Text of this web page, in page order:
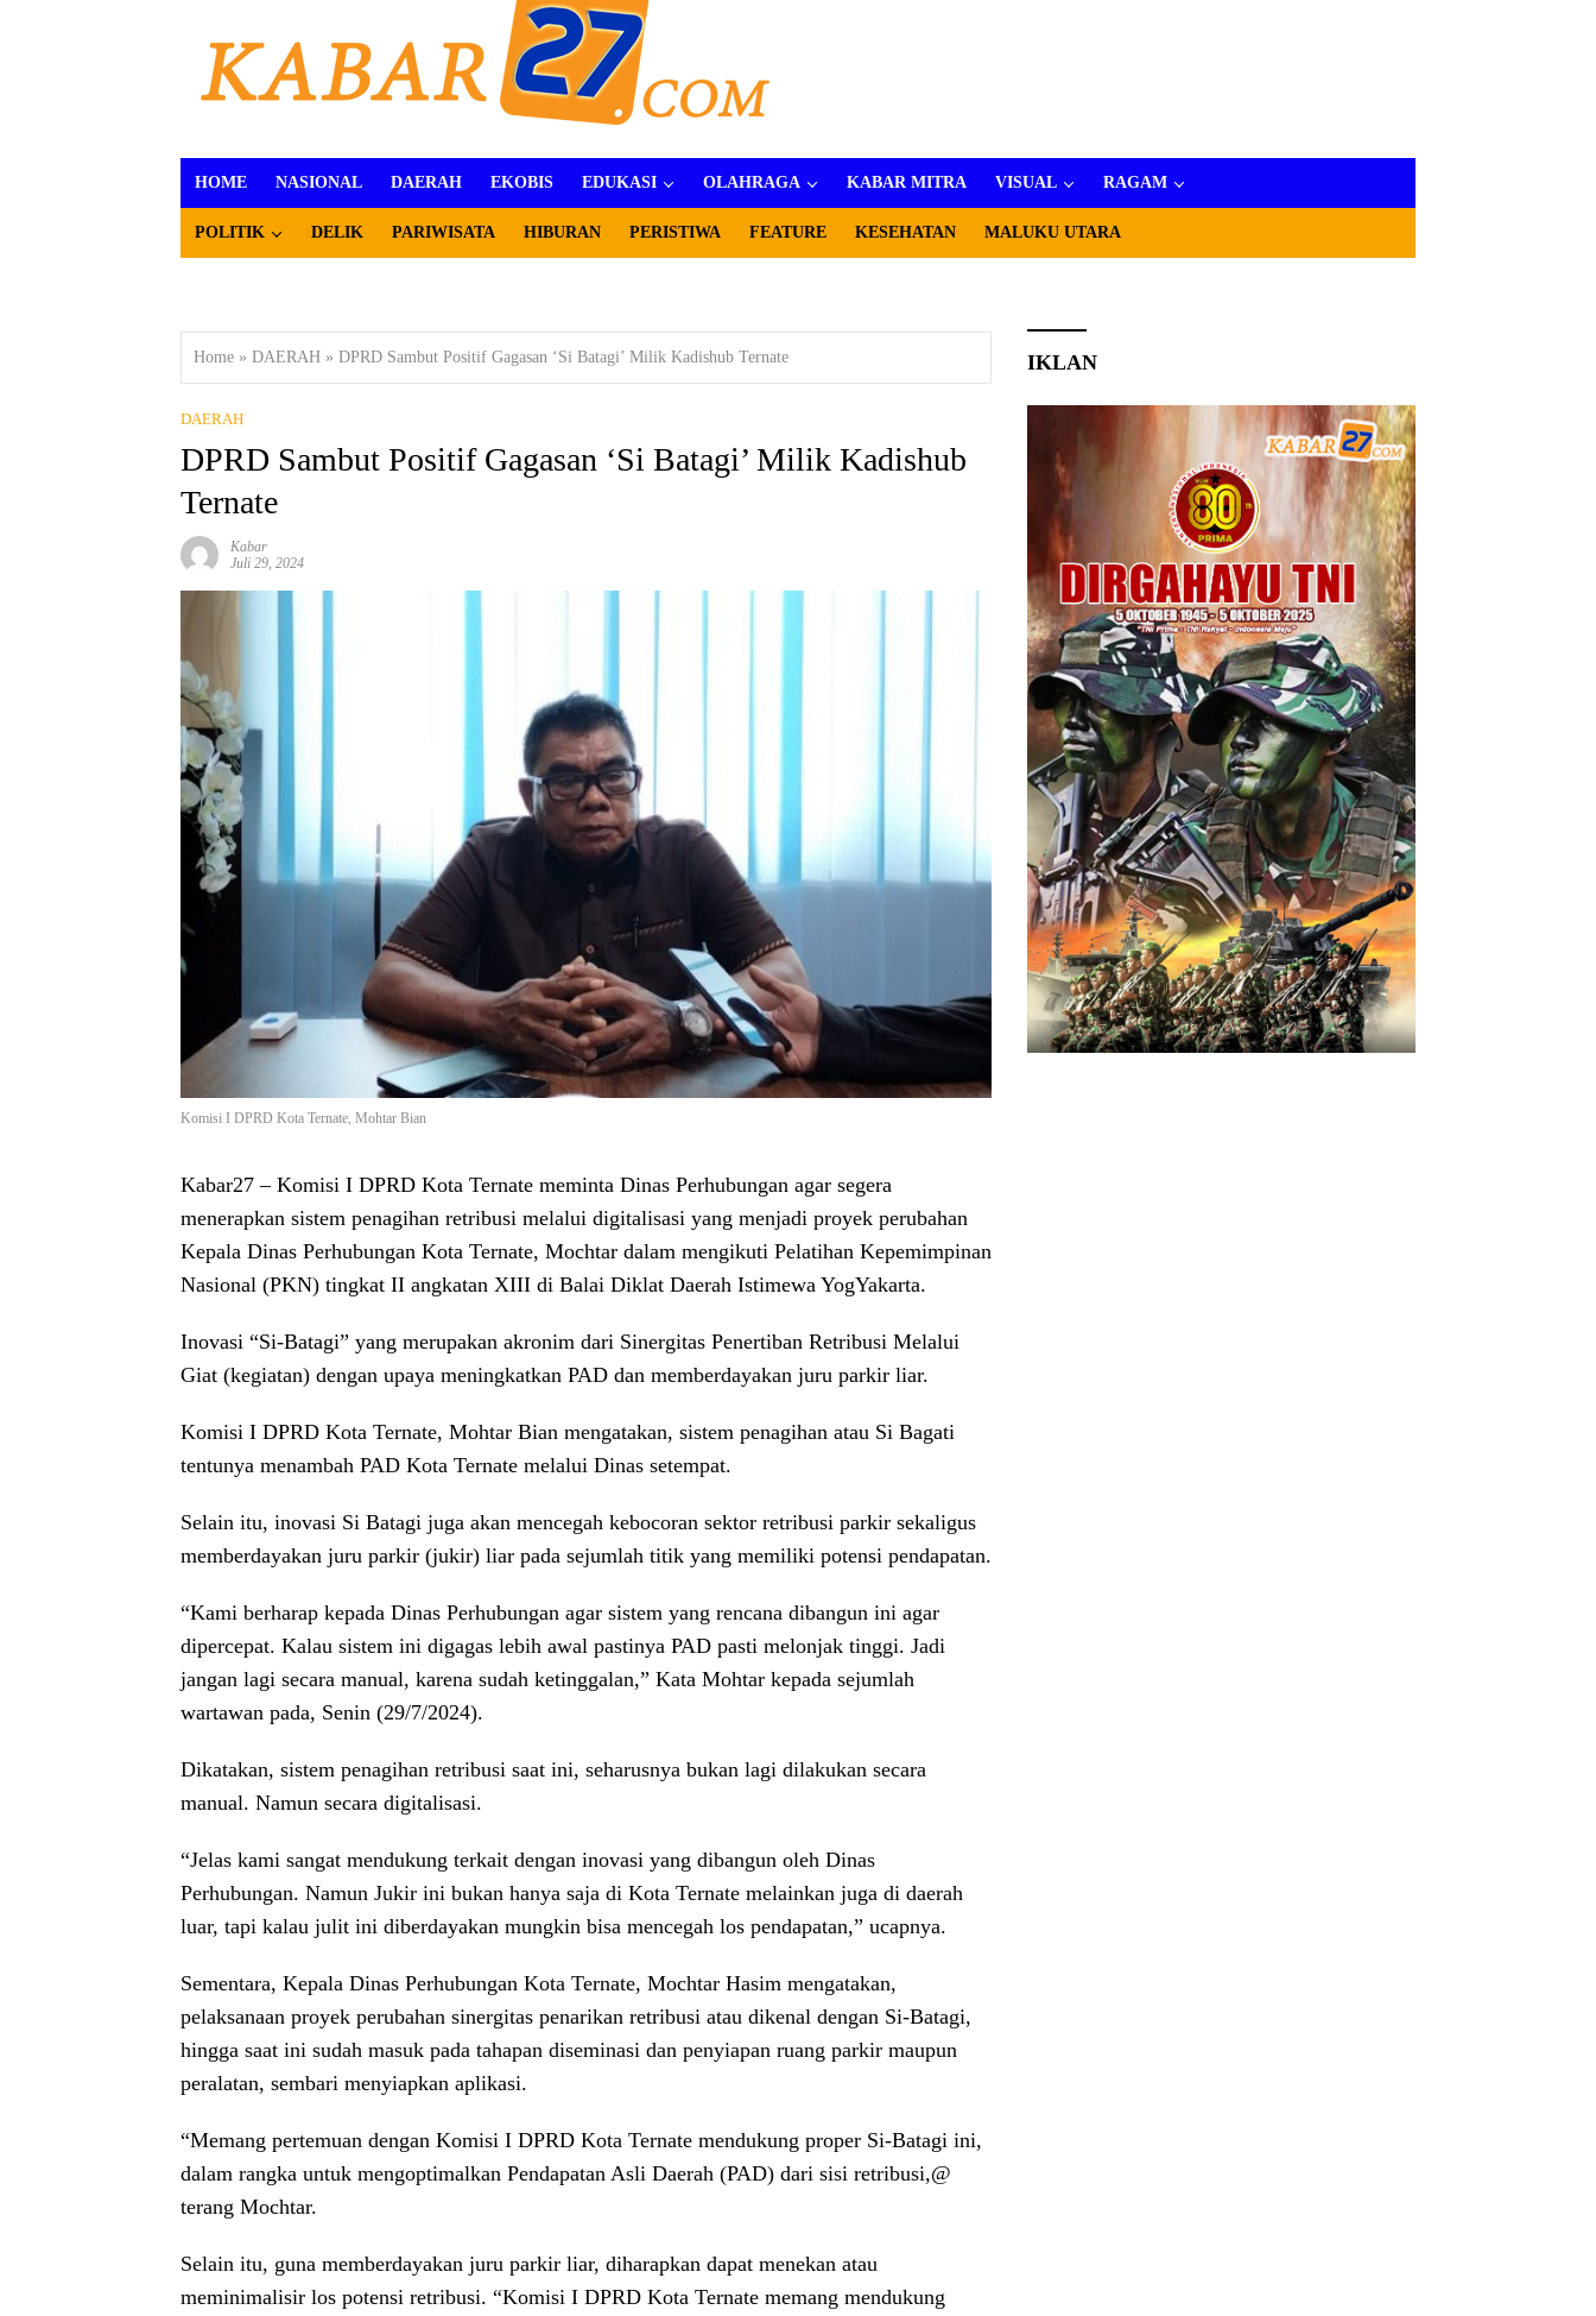
HOME NASIONAL DAERAH EKOBIS EDUKASI OLAHRAGA KABAR MITRA VISUAL RAGAM
POLITIK DELIK PARIWISATA HIBURAN PERISTIWA FEATURE KESEHATAN MALUKU UTARA
Home » DAERAH » DPRD Sambut Positif Gagasan ‘Si Batagi’ Milik Kadishub Ternate
DAERAH
DPRD Sambut Positif Gagasan ‘Si Batagi’ Milik Kadishub
Ternate
Kabar
Juli 29, 2024
Komisi I DPRD Kota Ternate, Mohtar Bian
Kabar27 – Komisi I DPRD Kota Ternate meminta Dinas Perhubungan agar segera
menerapkan sistem penagihan retribusi melalui digitalisasi yang menjadi proyek perubahan
Kepala Dinas Perhubungan Kota Ternate, Mochtar dalam mengikuti Pelatihan Kepemimpinan
Nasional (PKN) tingkat II angkatan XIII di Balai Diklat Daerah Istimewa YogYakarta.
Inovasi “Si-Batagi” yang merupakan akronim dari Sinergitas Penertiban Retribusi Melalui
Giat (kegiatan) dengan upaya meningkatkan PAD dan memberdayakan juru parkir liar.
Komisi I DPRD Kota Ternate, Mohtar Bian mengatakan, sistem penagihan atau Si Bagati
tentunya menambah PAD Kota Ternate melalui Dinas setempat.
Selain itu, inovasi Si Batagi juga akan mencegah kebocoran sektor retribusi parkir sekaligus
memberdayakan juru parkir (jukir) liar pada sejumlah titik yang memiliki potensi pendapatan.
“Kami berharap kepada Dinas Perhubungan agar sistem yang rencana dibangun ini agar
dipercepat. Kalau sistem ini digagas lebih awal pastinya PAD pasti melonjak tinggi. Jadi
jangan lagi secara manual, karena sudah ketinggalan,” Kata Mohtar kepada sejumlah
wartawan pada, Senin (29/7/2024).
Dikatakan, sistem penagihan retribusi saat ini, seharusnya bukan lagi dilakukan secara
manual. Namun secara digitalisasi.
“Jelas kami sangat mendukung terkait dengan inovasi yang dibangun oleh Dinas
Perhubungan. Namun Jukir ini bukan hanya saja di Kota Ternate melainkan juga di daerah
luar, tapi kalau julit ini diberdayakan mungkin bisa mencegah los pendapatan,” ucapnya.
Sementara, Kepala Dinas Perhubungan Kota Ternate, Mochtar Hasim mengatakan,
pelaksanaan proyek perubahan sinergitas penarikan retribusi atau dikenal dengan Si-Batagi,
hingga saat ini sudah masuk pada tahapan diseminasi dan penyiapan ruang parkir maupun
peralatan, sembari menyiapkan aplikasi.
“Memang pertemuan dengan Komisi I DPRD Kota Ternate mendukung proper Si-Batagi ini,
dalam rangka untuk mengoptimalkan Pendapatan Asli Daerah (PAD) dari sisi retribusi,@
terang Mochtar.
Selain itu, guna memberdayakan juru parkir liar, diharapkan dapat menekan atau
meminimalisir los potensi retribusi. “Komisi I DPRD Kota Ternate memang mendukung
IKLAN